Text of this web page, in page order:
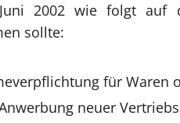
2002 wie folgt auf
sollte:
für Waren
neuer